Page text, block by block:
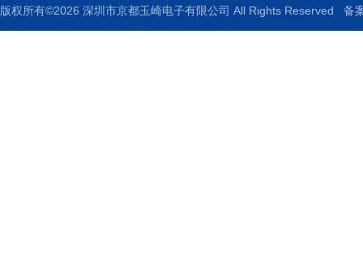
版权所有©2026 深圳市京都玉崎电子有限公司 All Rights Reserved 备